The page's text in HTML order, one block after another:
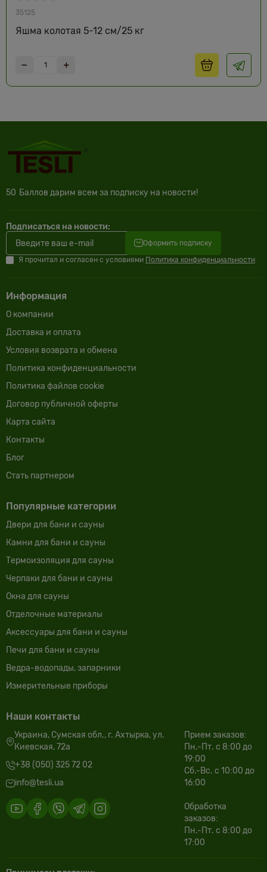
35125
Яшма колотая 5-12 см/25 кг
50 Баллов дарим всем за подписку на новости!
Подписаться на новости:
Оформить подписку
Я прочитал и согласен с условиями Политика конфиденциальности
Информация
О компании
Доставка и оплата
Условия возврата и обмена
Политика конфиденциальности
Политика файлов cookie
Договор публичной оферты
Карта сайта
Контакты
Блог
Cтать партнером
Популярные категории
Двери для бани и сауны
Камни для бани и сауны
Термоизоляция для сауны
Черпаки для бани и сауны
Окна для сауны
Отделочные материалы
Аксессуары для бани и сауны
Печи для бани и сауны
Ведра-водопады, запарники
Измерительные приборы
Наши контакты
Украина, Сумская обл., г. Ахтырка, ул.
Киевская, 72а
+38 (050) 325 72 02
info@tesli.ua
Прием заказов:
Пн.-Пт. с 8:00 до
19:00
Сб.-Вс. с 10:00 до
16:00
Обработка
заказов:
Пн.-Пт. с 8:00 до
17:00